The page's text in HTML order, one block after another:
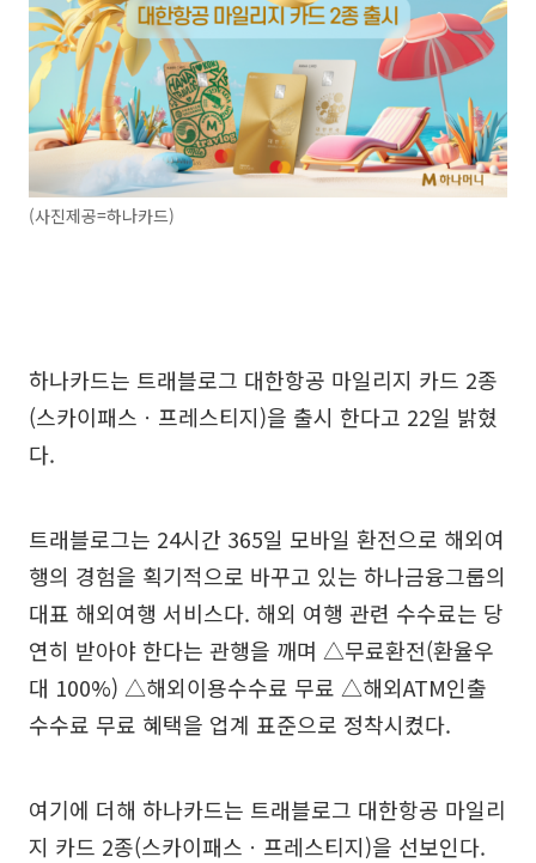
(사진제공=하나카드)
하나카드는 트래블로그 대한항공 마일리지 카드 2종
(스카이패스ㆍ프레스티지)을 출시 한다고 22일 밝혔
다.
트래블로그는 24시간 365일 모바일 환전으로 해외여
행의 경험을 획기적으로 바꾸고 있는 하나금융그룹의
대표 해외여행 서비스다. 해외 여행 관련 수수료는 당
연히 받아야 한다는 관행을 깨며 △무료환전(환율우
대 100%) △해외이용수수료 무료 △해외ATM인출
수수료 무료 혜택을 업계 표준으로 정착시켰다.
여기에 더해 하나카드는 트래블로그 대한항공 마일리
지 카드 2종(스카이패스ㆍ프레스티지)을 선보인다.